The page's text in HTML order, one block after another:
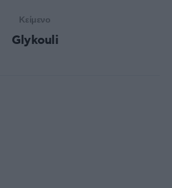
Κείμενο
Glykouli